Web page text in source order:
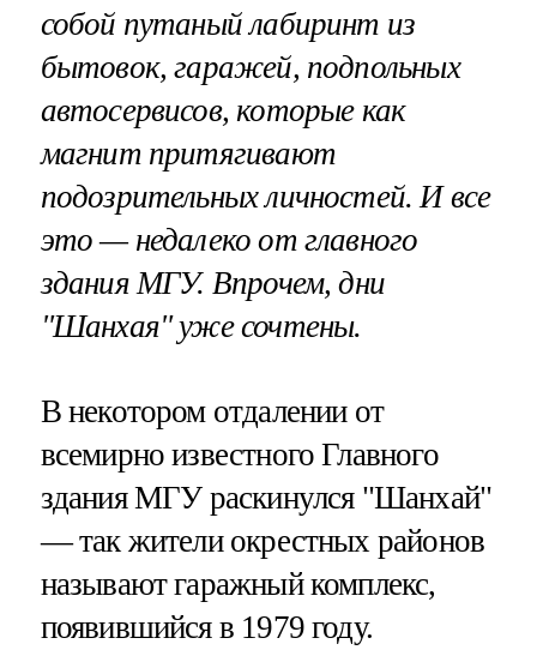
собой путаный лабиринт из
бытовок, гаражей, подпольных
автосервисов, которые как
магнит притягивают
подозрительных личностей. И все
это — недалеко от главного
здания МГУ. Впрочем, дни
"Шанхая" уже сочтены.
В некотором отдалении от
всемирно известного Главного
здания МГУ раскинулся "Шанхай"
— так жители окрестных районов
называют гаражный комплекс,
появившийся в 1979 году.